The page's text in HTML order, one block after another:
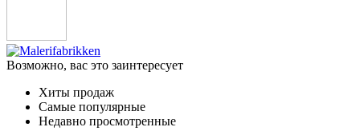
Возможно, вас это заинтересует
Хиты продаж
Самые популярные
Недавно просмотренные